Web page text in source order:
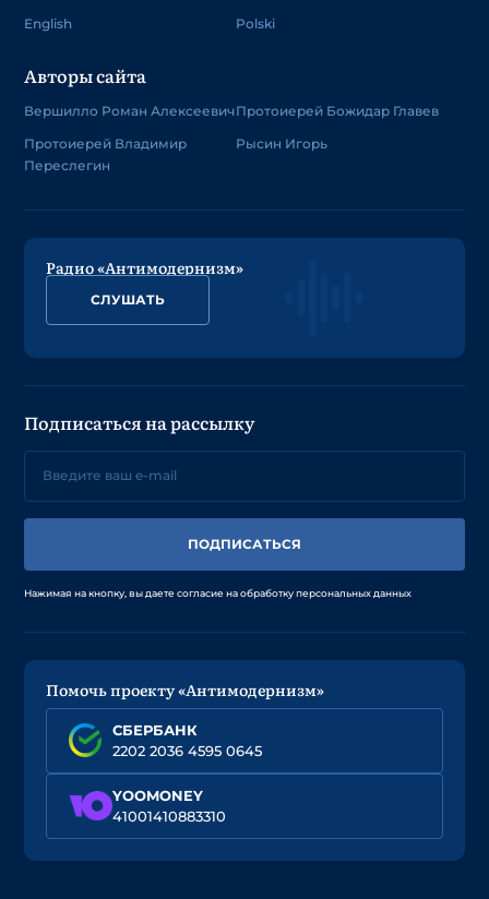
English
Polski
Авторы сайта
Вершилло Роман Алексеевич
Протоиерей Владимир
Переслегин
Протоиерей Божидар Главев
Рысин Игорь
Радио «Антимодернизм»
СЛУШАТЬ
Подписаться на рассылку
ПОДПИСАТЬСЯ
Нажимая на кнопку, вы даете согласие на обработку персональных данных
Помочь проекту «Антимодернизм»
СБЕРБАНК
2202 2036 4595 0645
YOOMONEY
41001410883310